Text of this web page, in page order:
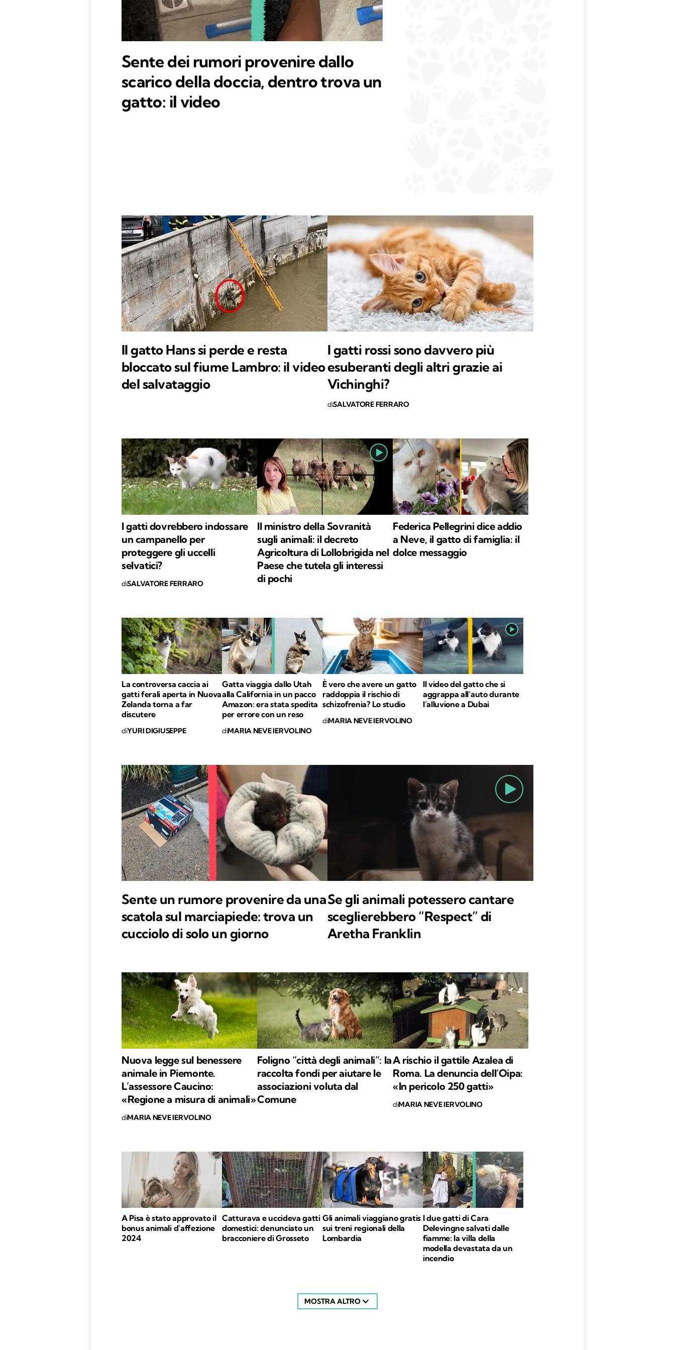
Sente dei rumori provenire dallo
scarico della doccia, dentro trova un
gatto: il video
Il gatto Hans si perde e resta
bloccato sul fiume Lambro: il video
del salvataggio
I gatti rossi sono davvero più
esuberanti degli altri grazie ai
Vichinghi?
diSALVATORE FERRARO
I gatti dovrebbero indossare
un campanello per
proteggere gli uccelli
selvatici?
diSALVATORE FERRARO
Il ministro della Sovranità
sugli animali: il decreto
Agricoltura di Lollobrigida nel
Paese che tutela gli interessi
di pochi
Federica Pellegrini dice addio
a Neve, il gatto di famiglia: il
dolce messaggio
La controversa caccia ai
gatti ferali aperta in Nuova
Zelanda torna a far
discutere
diYURI DIGIUSEPPE
Gatta viaggia dallo Utah
alla California in un pacco
Amazon: era stata spedita
per errore con un reso
diMARIA NEVE IERVOLINO
È vero che avere un gatto
raddoppia il rischio di
schizofrenia? Lo studio
diMARIA NEVE IERVOLINO
Il video del gatto che si
aggrappa all’auto durante
l’alluvione a Dubai
Sente un rumore provenire da una
scatola sul marciapiede: trova un
cucciolo di solo un giorno
Se gli animali potessero cantare
sceglierebbero “Respect” di
Aretha Franklin
Nuova legge sul benessere
animale in Piemonte.
L’assessore Caucino:
«Regione a misura di animali»
diMARIA NEVE IERVOLINO
Foligno “città degli animali”: la
raccolta fondi per aiutare le
associazioni voluta dal
Comune
A rischio il gattile Azalea di
Roma. La denuncia dell’Oipa:
«In pericolo 250 gatti»
diMARIA NEVE IERVOLINO
A Pisa è stato approvato il
bonus animali d’affezione
2024
Catturava e uccideva gatti
domestici: denunciato un
bracconiere di Grosseto
Gli animali viaggiano gratis
sui treni regionali della
Lombardia
I due gatti di Cara
Delevingne salvati dalle
fiamme: la villa della
modella devastata da un
incendio
MOSTRA ALTRO